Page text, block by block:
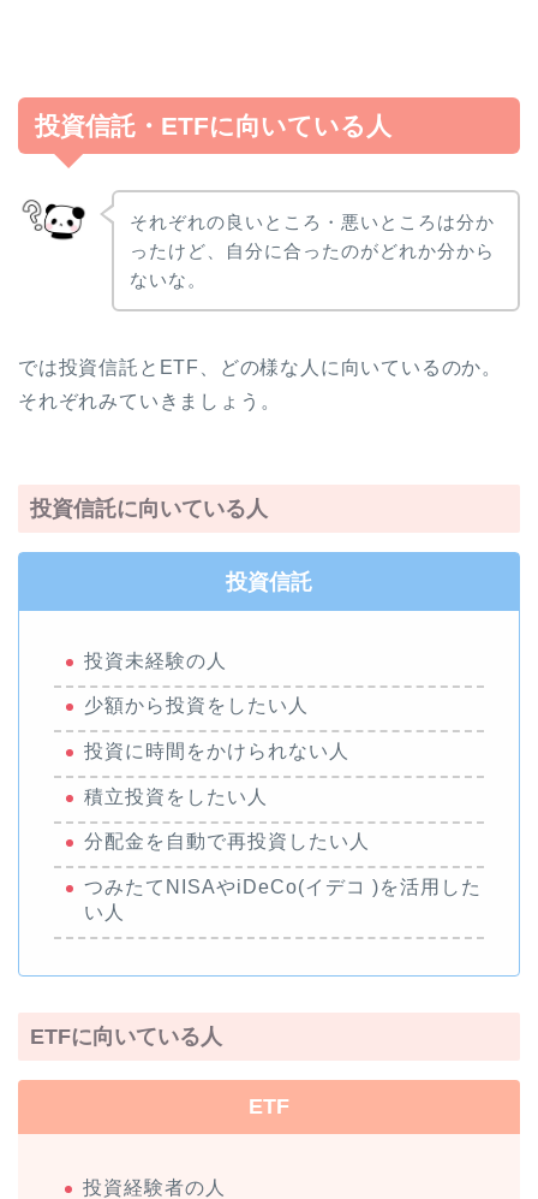
投資信託・ETFに向いている人
それぞれの良いところ・悪いところは分か
ったけど、自分に合ったのがどれか分から
ないな。
では投資信託とETF、どの様な人に向いているのか。
それぞれみていきましょう。
投資信託に向いている人
投資信託
投資未経験の人
少額から投資をしたい人
投資に時間をかけられない人
積立投資をしたい人
分配金を自動で再投資したい人
つみたてNISAやiDeCo(イデコ )を活用した
い人
ETFに向いている人
ETF
投資経験者の人